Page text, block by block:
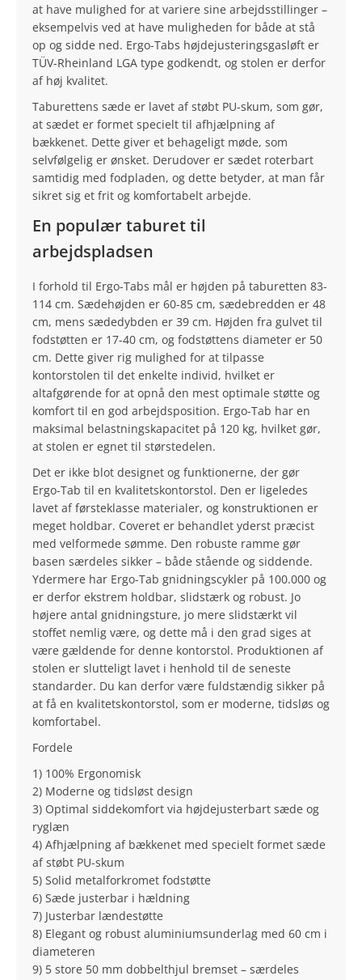
at have mulighed for at variere sine arbejdsstillinger –
eksempelvis ved at have muligheden for både at stå
op og sidde ned. Ergo-Tabs højdejusteringsgasløft er
TÜV-Rheinland LGA type godkendt, og stolen er derfor
af høj kvalitet.
Taburettens sæde er lavet af støbt PU-skum, som gør,
at sædet er formet specielt til afhjælpning af
bækkenet. Dette giver et behageligt møde, som
selvfølgelig er ønsket. Derudover er sædet roterbart
samtidig med fodpladen, og dette betyder, at man får
sikret sig et frit og komfortabelt arbejde.
En populær taburet til
arbejdspladsen
I forhold til Ergo-Tabs mål er højden på taburetten 83-
114 cm. Sædehøjden er 60-85 cm, sædebredden er 48
cm, mens sædedybden er 39 cm. Højden fra gulvet til
fodstøtten er 17-40 cm, og fodstøttens diameter er 50
cm. Dette giver rig mulighed for at tilpasse
kontorstolen til det enkelte individ, hvilket er
altafgørende for at opnå den mest optimale støtte og
komfort til en god arbejdsposition. Ergo-Tab har en
maksimal belastningskapacitet på 120 kg, hvilket gør,
at stolen er egnet til størstedelen.
Det er ikke blot designet og funktionerne, der gør
Ergo-Tab til en kvalitetskontorstol. Den er ligeledes
lavet af førsteklasse materialer, og konstruktionen er
meget holdbar. Coveret er behandlet yderst præcist
med velformede sømme. Den robuste ramme gør
basen særdeles sikker – både stående og siddende.
Ydermere har Ergo-Tab gnidningscykler på 100.000 og
er derfor ekstrem holdbar, slidstærk og robust. Jo
højere antal gnidningsture, jo mere slidstærkt vil
stoffet nemlig være, og dette må i den grad siges at
være gældende for denne kontorstol. Produktionen af
stolen er slutteligt lavet i henhold til de seneste
standarder. Du kan derfor være fuldstændig sikker på
at få en kvalitetskontorstol, som er moderne, tidsløs og
komfortabel.
Fordele
1) 100% Ergonomisk
2) Moderne og tidsløst design
3) Optimal siddekomfort via højdejusterbart sæde og
ryglæn
4) Afhjælpning af bækkenet med specielt formet sæde
af støbt PU-skum
5) Solid metalforkromet fodstøtte
6) Sæde justerbar i hældning
7) Justerbar lændestøtte
8) Elegant og robust aluminiumsunderlag med 60 cm i
diameteren
9) 5 store 50 mm dobbelthjul bremset – særdeles